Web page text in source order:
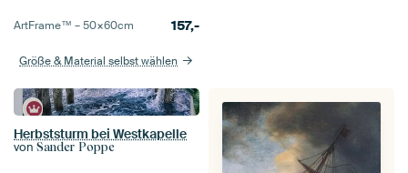
ArtFrame™ –50×60cm 157,-
Größe & Material selbst wählen
Herbststurm bei Westkapelle
von Sander Poppe